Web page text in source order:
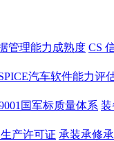
管理能力成熟度 CS
汽车软件能力评
国军标质量体系 装
产许可证 承装承修